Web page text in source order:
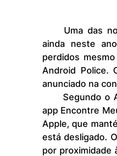
ainda neste
perdidos
Android Police.
anunciado na
app Encontre
Apple, que
está desligado.
por proximidade